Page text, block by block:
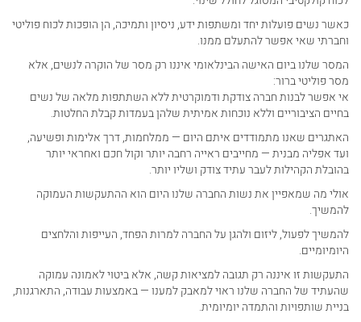
כאשר נשים פועלות יחד ומשתפות ידע, ניסיון ותמיכה, הן הופכות לכוח פוליטי
וחברתי שאי אפשר להתעלם ממנו.
המסר שלנו ביום האישה הבינלאומי איננו רק מסר של הוקרה לנשים, אלא
מסר פוליטי ברור:
אי אפשר לבנות חברה צודקת ודמוקרטית ללא השתתפות מלאה של נשים
בחיים הציבוריים וללא נוכחות אמיתית שלהן בעמדות קבלת החלטות.
האתגרים שאנו מתמודדים איתם היום — ממלחמות, דרך אלימות ופשיעה,
ועד אפליה מבנית — מחייבים ראייה רחבה יותר וקול חכם ואחראי יותר
בהובלת הקהילות לעבר עתיד צודק ושליו יותר.
אולי מה שמאפיין את נשות החברה שלנו היום הוא ההתעקשות העמוקה
להמשיך.
להמשיך לפעול, ליזום ולהגן על החברה למרות הפחד, העייפות והלחצים
היומיומיים.
התעקשות זו איננה רק תגובה למציאות קשה, אלא ביטוי לאמונה עמוקה
שהעתיד של החברה שלנו ראוי למאבק למענו — באמצעות עבודה, התארגנות,
בניית שותפויות והתמדה יומיומית.